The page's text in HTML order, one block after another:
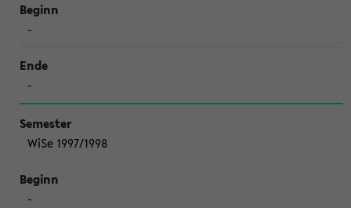
-
-
WiSe 1997/1998
-